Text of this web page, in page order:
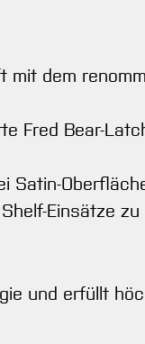
mit dem
Fred Bear-
Satin-
Einsätze
und erfüllt